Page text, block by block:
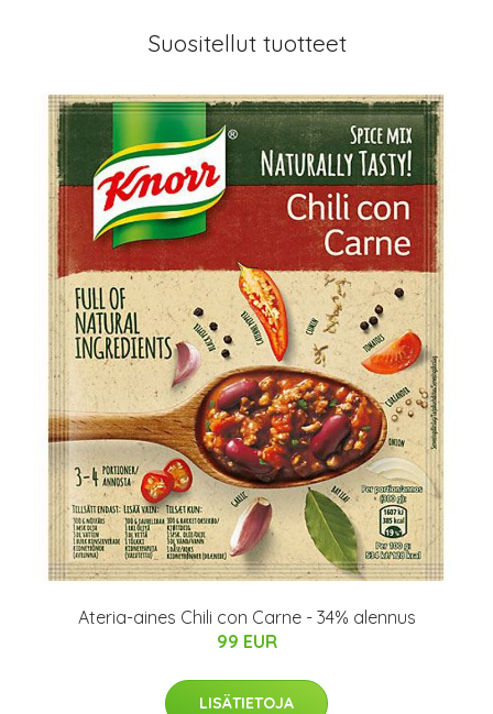
Suositellut tuotteet
Ateria-aines Chili con Carne - 34% alennus
99 EUR
LISÄTIETOJA